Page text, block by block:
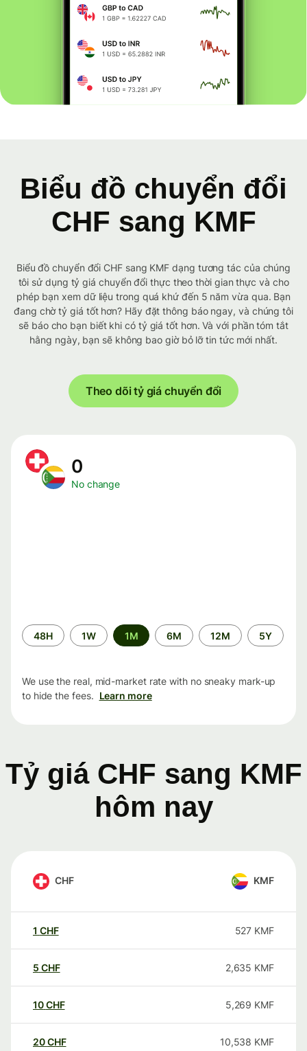
Biểu đồ chuyển đổi
CHF sang KMF
Biểu đồ chuyển đổi CHF sang KMF dạng tương tác của chúng
tôi sử dụng tỷ giá chuyển đổi thực theo thời gian thực và cho
phép bạn xem dữ liệu trong quá khứ đến 5 năm vừa qua. Bạn
đang chờ tỷ giá tốt hơn? Hãy đặt thông báo ngay, và chúng tôi
sẽ báo cho bạn biết khi có tỷ giá tốt hơn. Và với phần tóm tắt
hằng ngày, bạn sẽ không bao giờ bỏ lỡ tin tức mới nhất.
Theo dõi tỷ giá chuyển đổi
0
No change
Time
period
48H 1W 1M 6M 12M 5Y
We use the real, mid-market rate with no sneaky mark-up
to hide the fees. Learn more
Tỷ giá CHF sang KMF
hôm nay
CHF KMF
1 CHF 527 KMF
5 CHF 2,635 KMF
10CHF 5,269 KMF
20CHF 10,538 KMF